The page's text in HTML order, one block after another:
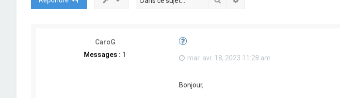
CaroG
Messages : 1
mar. avr. 18, 2023 11:28 am
Bonjour,